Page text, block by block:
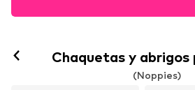
Chaquetas y abrigos
(Noppies)